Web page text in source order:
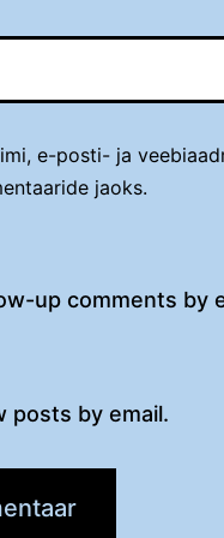
e-posti- ja
jaoks.
up comments by
posts by email.